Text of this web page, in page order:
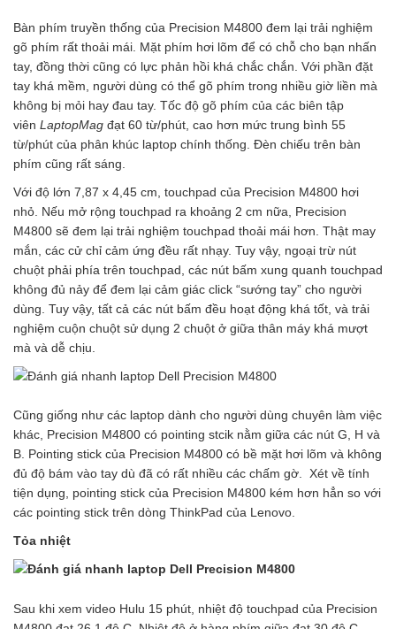
Bàn phím truyền thống của Precision M4800 đem lại trải nghiệm
gõ phím rất thoải mái. Mặt phím hơi lõm để có chỗ cho bạn nhấn
tay, đồng thời cũng có lực phản hồi khá chắc chắn. Với phần đặt
tay khá mềm, người dùng có thể gõ phím trong nhiều giờ liền mà
không bị mỏi hay đau tay. Tốc độ gõ phím của các biên tập
viên LaptopMag đạt 60 từ/phút, cao hơn mức trung bình 55
từ/phút của phân khúc laptop chính thống. Đèn chiếu trên bàn
phím cũng rất sáng.
Với độ lớn 7,87 x 4,45 cm, touchpad của Precision M4800 hơi
nhỏ. Nếu mở rộng touchpad ra khoảng 2 cm nữa, Precision
M4800 sẽ đem lại trải nghiệm touchpad thoải mái hơn. Thật may
mắn, các cử chỉ cảm ứng đều rất nhạy. Tuy vậy, ngoại trừ nút
chuột phải phía trên touchpad, các nút bấm xung quanh touchpad
không đủ nảy để đem lại cảm giác click “sướng tay” cho người
dùng. Tuy vậy, tất cả các nút bấm đều hoạt động khá tốt, và trải
nghiệm cuộn chuột sử dụng 2 chuột ở giữa thân máy khá mượt
mà và dễ chịu.
Cũng giống như các laptop dành cho người dùng chuyên làm việc
khác, Precision M4800 có pointing stcik nằm giữa các nút G, H và
B. Pointing stick của Precision M4800 có bề mặt hơi lõm và không
đủ độ bám vào tay dù đã có rất nhiều các chấm gờ. Xét về tính
tiện dụng, pointing stick của Precision M4800 kém hơn hẳn so với
các pointing stick trên dòng ThinkPad của Lenovo.
Tỏa nhiệt
Sau khi xem video Hulu 15 phút, nhiệt độ touchpad của Precision